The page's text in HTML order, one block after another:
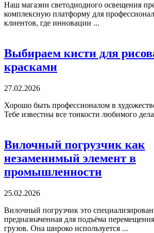
Наш магазин светодиодного освещения
комплексную платформу для
клиентов, где инновации ...
Выбираем кисти для
красками
27.02.2026
Хорошо быть профессионалом в
Тебе известны все тонкости любимого
Вилочный погрузчик как
незаменимый элемент в
промышленности
25.02.2026
Вилочный погрузчик это
предназначенная для подъёма
грузов. Она широко используется ...